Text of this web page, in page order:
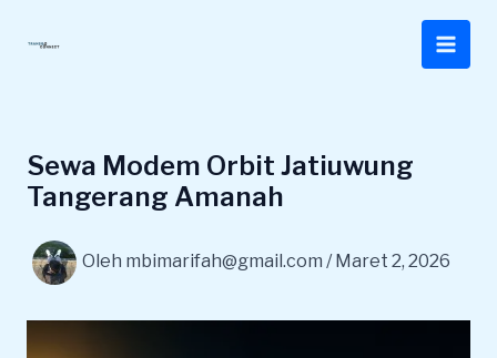
Sewa Modem Orbit Jatiuwung
Tangerang Amanah
Oleh mbimarifah@gmail.com / Maret 2, 2026